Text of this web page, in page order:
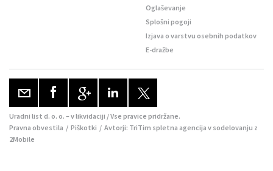
Oglaševanje
Splošni pogoji
Izjava o varstvu osebnih podatkov
E-dražbe
Uradni list d. o. o. – v likvidaciji / Vse pravice pridržane.
Pravna obvestila / Piškotki / Avtorji: TriTim spletna agencija v sodelovanju z
2Mobile